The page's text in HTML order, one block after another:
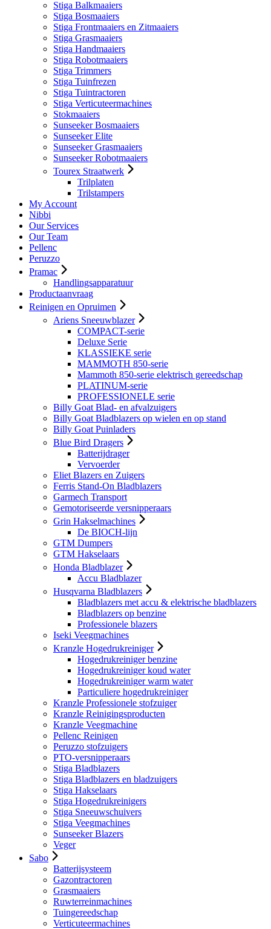
Stiga Balkmaaiers
Stiga Bosmaaiers
Stiga Frontmaaiers en Zitmaaiers
Stiga Grasmaaiers
Stiga Handmaaiers
Stiga Robotmaaiers
Stiga Trimmers
Stiga Tuinfrezen
Stiga Tuintractoren
Stiga Verticuteermachines
Stokmaaiers
Sunseeker Bosmaaiers
Sunseeker Elite
Sunseeker Grasmaaiers
Sunseeker Robotmaaiers
Tourex Straatwerk
Trilplaten
Trilstampers
My Account
Nibbi
Our Services
Our Team
Pellenc
Peruzzo
Pramac
Handlingsapparatuur
Productaanvraag
Reinigen en Opruimen
Ariens Sneeuwblazer
COMPACT-serie
Deluxe Serie
KLASSIEKE serie
MAMMOTH 850-serie
Mammoth 850-serie elektrisch gereedschap
PLATINUM-serie
PROFESSIONELE serie
Billy Goat Blad- en afvalzuigers
Billy Goat Bladblazers op wielen en op stand
Billy Goat Puinladers
Blue Bird Dragers
Batterijdrager
Vervoerder
Eliet Blazers en Zuigers
Ferris Stand-On Bladblazers
Garmech Transport
Gemotoriseerde versnipperaars
Grin Hakselmachines
De BIOCH-lijn
GTM Dumpers
GTM Hakselaars
Honda Bladblazer
Accu Bladblazer
Husqvarna Bladblazers
Bladblazers met accu & elektrische bladblazers
Bladblazers op benzine
Professionele blazers
Iseki Veegmachines
Kranzle Hogedrukreiniger
Hogedrukreiniger benzine
Hogedrukreiniger koud water
Hogedrukreiniger warm water
Particuliere hogedrukreiniger
Kranzle Professionele stofzuiger
Kranzle Reinigingsproducten
Kranzle Veegmachine
Pellenc Reinigen
Peruzzo stofzuigers
PTO-versnipperaars
Stiga Bladblazers
Stiga Bladblazers en bladzuigers
Stiga Hakselaars
Stiga Hogedrukreinigers
Stiga Sneeuwschuivers
Stiga Veegmachines
Sunseeker Blazers
Veger
Sabo
Batterijsysteem
Gazontractoren
Grasmaaiers
Ruwterreinmachines
Tuingereedschap
Verticuteermachines